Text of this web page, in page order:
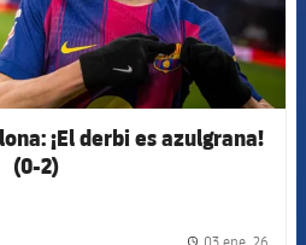
¡El derbi es azulgrana!
(0-2)